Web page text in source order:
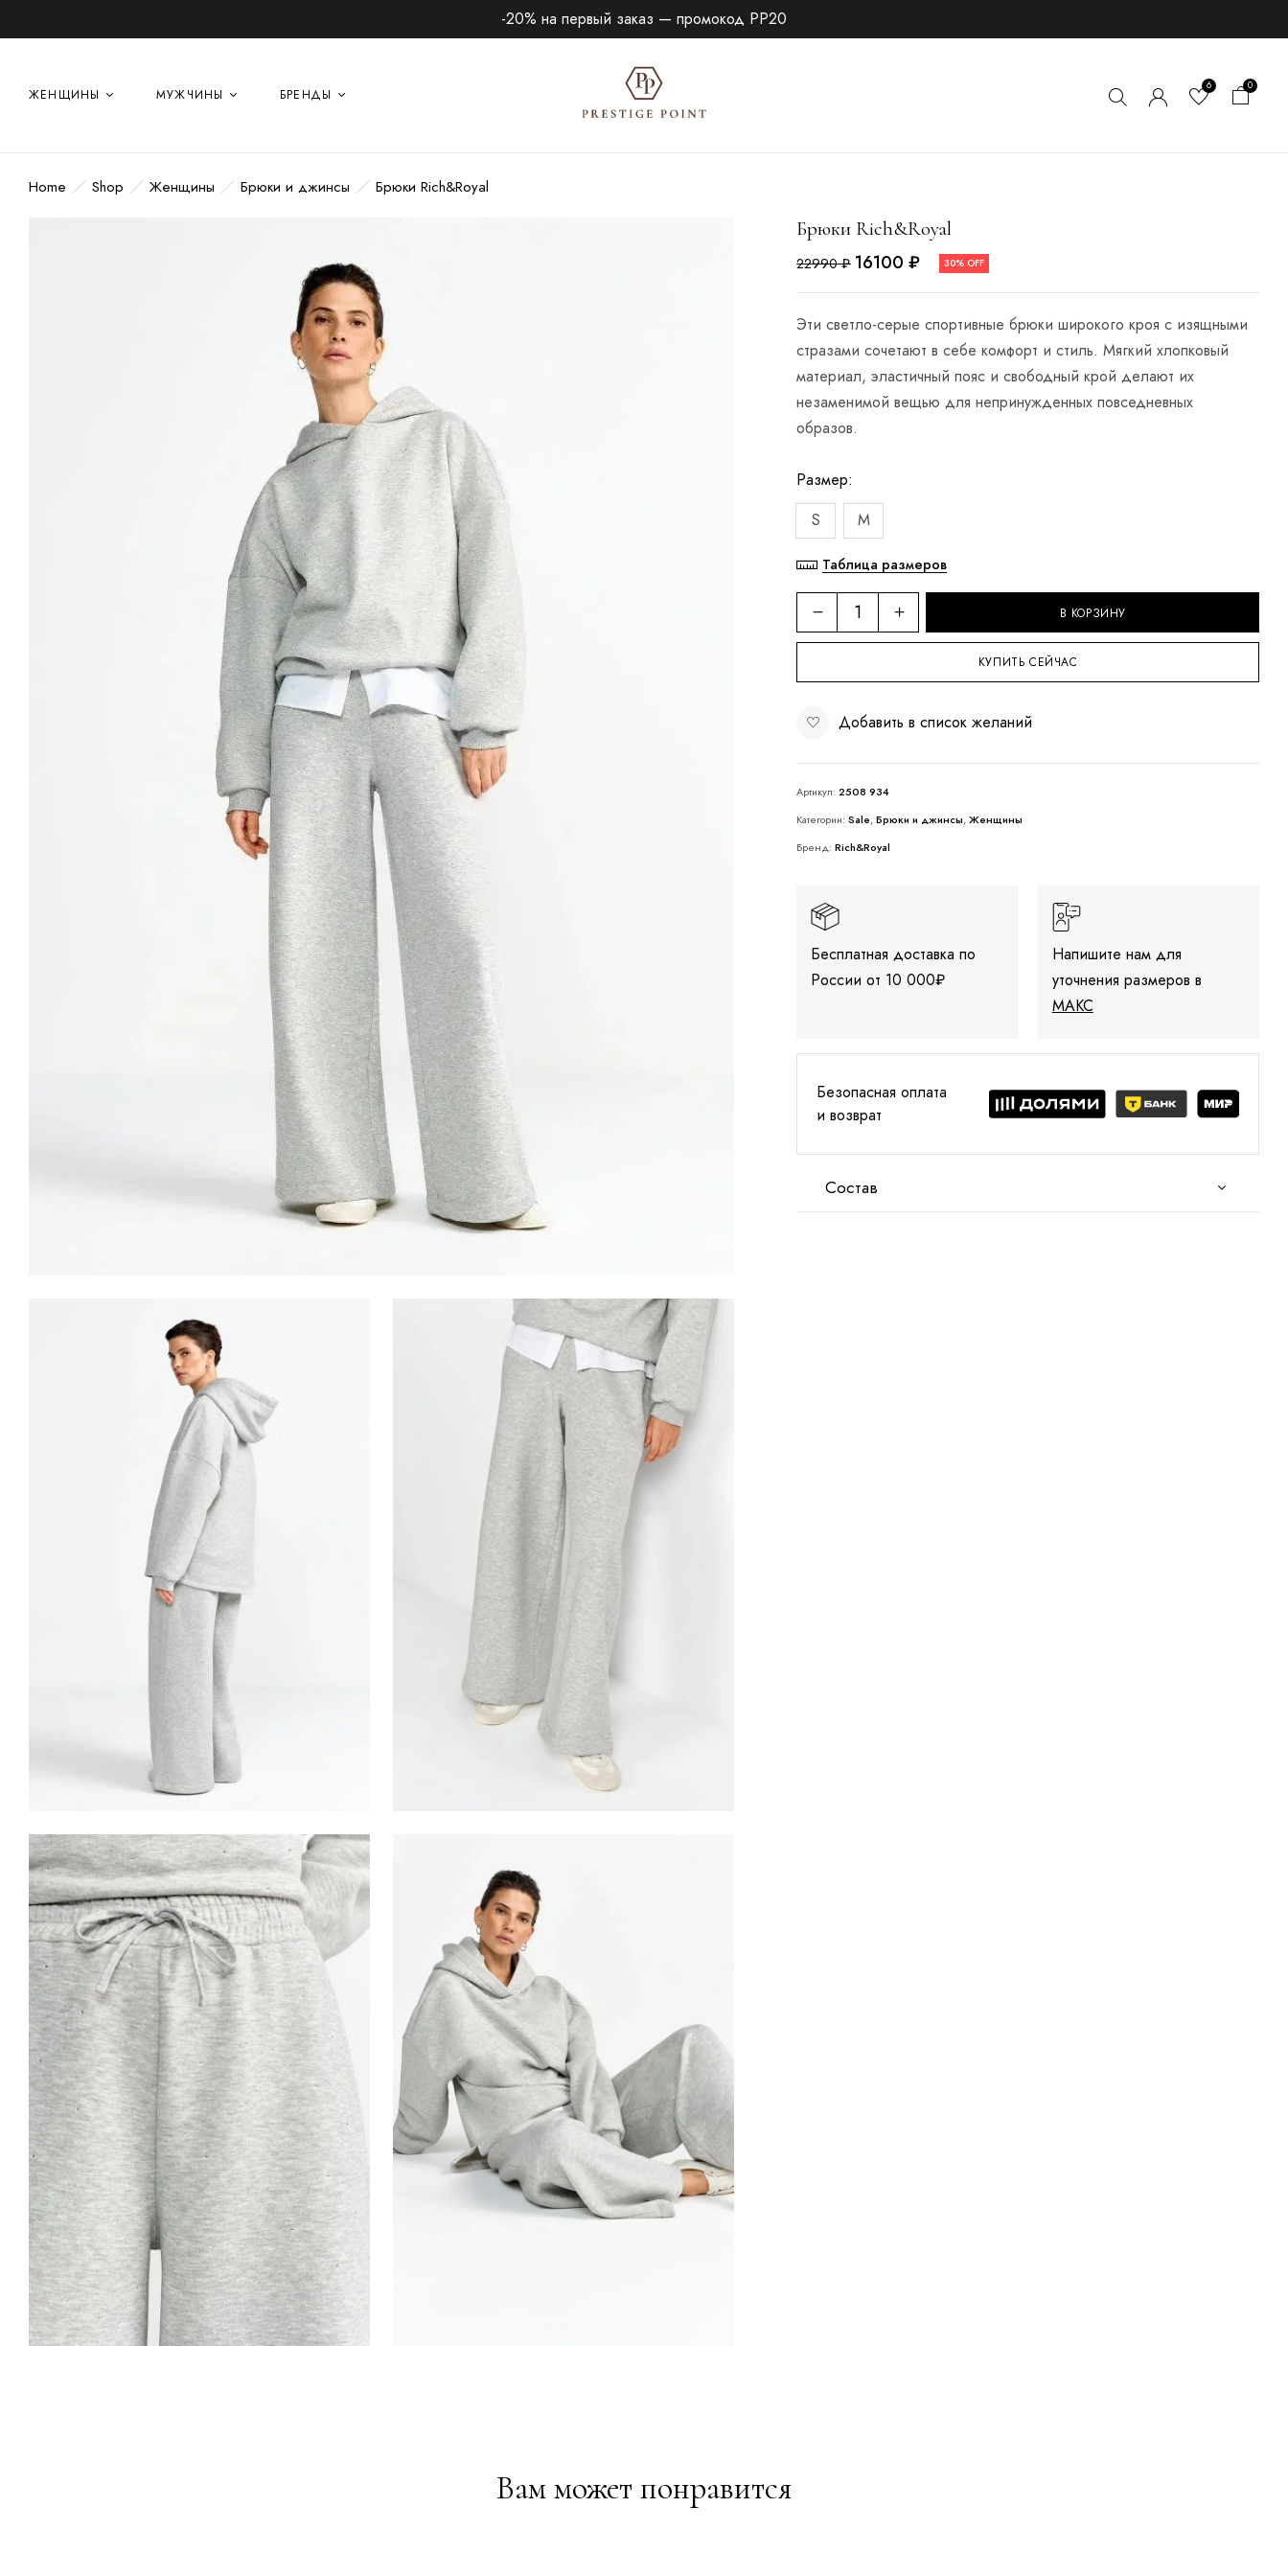
-20% на первый заказ — промокод PP20
ЖЕНЩИНЫ МУЖЧИНЫ БРЕНДЫ
6 0
Home Shop Женщины Брюки и джинсы Брюки Rich&Royal
Брюки Rich&Royal
22990₽ 16100₽ 30% OFF
Эти светло-серые спортивные брюки широкого кроя с изящными
стразами сочетают в себе комфорт и стиль. Мягкий хлопковый
материал, эластичный пояс и свободный крой делают их
незаменимой вещью для непринужденных повседневных
образов.
Размер
S
M
Таблица размеров
В КОРЗИНУ
КУПИТЬ СЕЙЧАС
Добавить в список желаний
Артикул:2508 934
Категории:Sale,Брюки и джинсы,Женщины
Бренд:Rich&Royal
Бесплатная доставка по
России от 10 000₽
Напишите нам для
уточнения размеров в
МАКС
Безопасная оплата
и возврат
Состав
Вам может понравится